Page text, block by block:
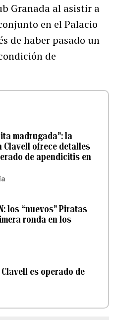
Granada al asistir a
en el Palacio
de haber pasado un
de
madrugada”: la
Clavell ofrece detalles
de apendicitis en
los “nuevos” Piratas
ronda en los
es operado de